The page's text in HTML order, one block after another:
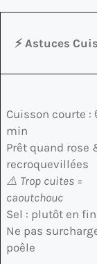
⚡ Astuces
Cuisson courte
min
Prêt quand rose
recroquevillées
⚠️ Trop cuites =
caoutchouc
Sel : plutôt en fin
Ne pas
poêle